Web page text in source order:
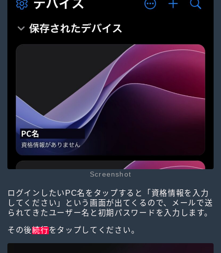
Screenshot
ログインしたいPC名をタップすると「資格情報を入力
してください」という画面が出てくるので、メールで送
られてきたユーザー名と初期パスワードを入力します。
その後続行をタップしてください。